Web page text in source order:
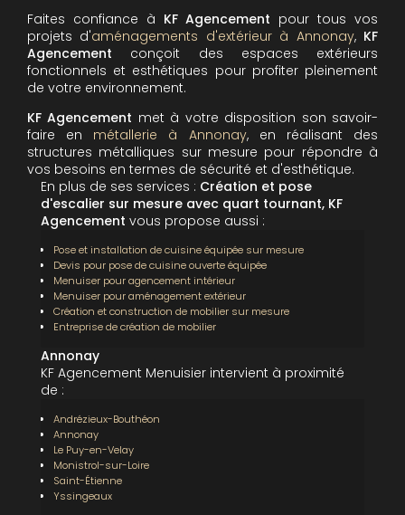
Faites confiance à KF Agencement pour tous vos
projets d'aménagements d'extérieur à Annonay, KF
Agencement conçoit des espaces extérieurs
fonctionnels et esthétiques pour profiter pleinement
de votre environnement.
KF Agencement met à votre disposition son savoir-
faire en métallerie à Annonay, en réalisant des
structures métalliques sur mesure pour répondre à
vos besoins en termes de sécurité et d'esthétique.
En plus de ses services : Création et pose
d'escalier sur mesure avec quart tournant, KF
Agencement vous propose aussi :
Pose et installation de cuisine équipée sur mesure
Devis pour pose de cuisine ouverte équipée
Menuiser pour agencement intérieur
Menuiser pour aménagement extérieur
Création et construction de mobilier sur mesure
Entreprise de création de mobilier
Annonay
KF Agencement Menuisier intervient à proximité
de :
Andrézieux-Bouthéon
Annonay
Le Puy-en-Velay
Monistrol-sur-Loire
Saint-Étienne
Yssingeaux